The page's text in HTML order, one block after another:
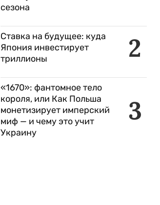
сезона
2
Ставка на будущее: куда
Япония инвестирует
триллионы
3
«1670»: фантомное тело
короля, или Как Польша
монетизирует имперский
миф — и чему это учит
Украину